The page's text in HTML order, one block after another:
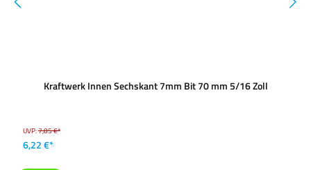
Kraftwerk Innen Sechskant 7mm Bit 70 mm 5/16 Zoll
UVP:7,85 €*
6,22 €*